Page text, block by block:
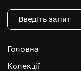
Головна
Колекції